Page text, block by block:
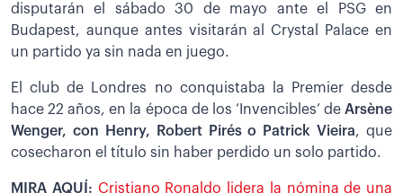
disputarán el sábado 30 de mayo ante el PSG en
Budapest, aunque antes visitarán al Crystal Palace en
un partido ya sin nada en juego.
El club de Londres no conquistaba la Premier desde
hace 22 años, en la época de los ‘Invencibles’ deArsène
Wenger, con Henry, Robert Pirés o Patrick Vieira, que
cosecharon el título sin haber perdido un solo partido.
MIRA AQUÍ: Cristiano Ronaldo lidera la nómina de una